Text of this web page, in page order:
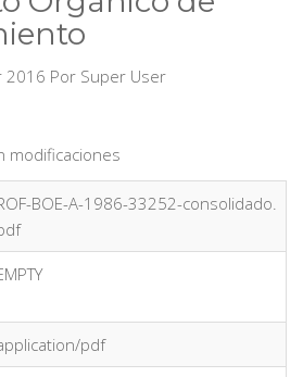
2016 Por Super User
modificaciones
BOE-A-1986-33252-consolidado.
pdf